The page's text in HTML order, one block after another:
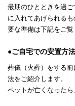
最期のひとときを過
に入れてあげられる
要な準備は下記をご覧
●ご自宅での安置方法
葬儀（火葬）をする
法をご紹介します。
ペットが亡くなったら